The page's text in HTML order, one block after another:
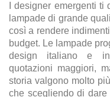
I designer emergenti
lampade di grande
così a rendere
budget. Le lampade
design italiano e
quotazioni maggiori,
storia valgono molto
che scegliendo di